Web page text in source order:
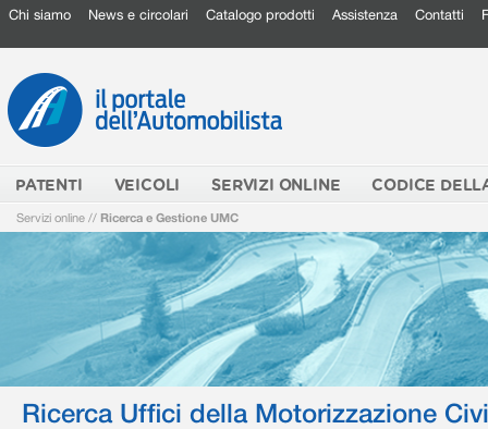
Chi siamo News e circolari Catalogo prodotti Assistenza Contatti
PATENTI VEICOLI SERVIZI ONLINE CODICE
Servizi online // Ricerca e Gestione UMC
Ricerca Uffici della Motorizzazione